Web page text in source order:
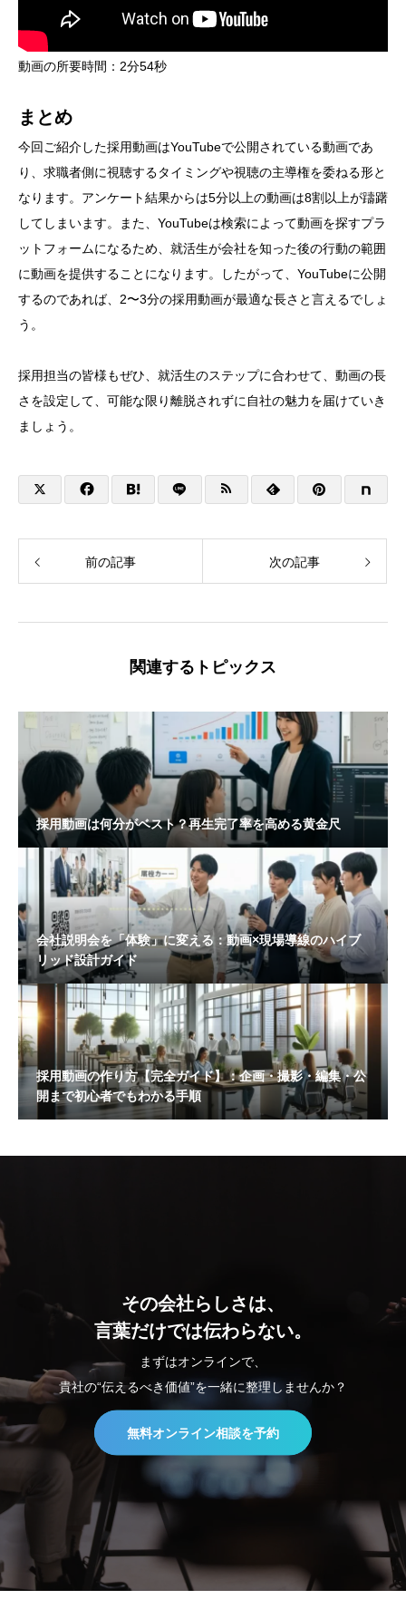
動画の所要時間：2分54秒
まとめ
今回ご紹介した採用動画はYouTubeで公開されている動画であ
り、求職者側に視聴するタイミングや視聴の主導権を委ねる形と
なります。アンケート結果からは5分以上の動画は8割以上が躊躇
してしまいます。また、YouTubeは検索によって動画を探すプラ
ットフォームになるため、就活生が会社を知った後の行動の範囲
に動画を提供することになります。したがって、YouTubeに公開
するのであれば、2〜3分の採用動画が最適な長さと言えるでしょ
う。
採用担当の皆様もぜひ、就活生のステップに合わせて、動画の長
さを設定して、可能な限り離脱されずに自社の魅力を届けていき
ましょう。
前の記事 次の記事
関連するトピックス
採用動画は何分がベスト？再生完了率を高める黄金尺
会社説明会を「体験」に変える：動画×現場導線のハイブ
リッド設計ガイド
採用動画の作り方【完全ガイド】：企画・撮影・編集・公
開まで初心者でもわかる手順
その会社らしさは、
言葉だけでは伝わらない。
まずはオンラインで、
貴社の“伝えるべき価値”を一緒に整理しませんか？
無料オンライン相談を予約